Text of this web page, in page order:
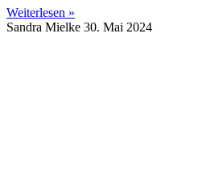
Weiterlesen »
Sandra Mielke 30. Mai 2024